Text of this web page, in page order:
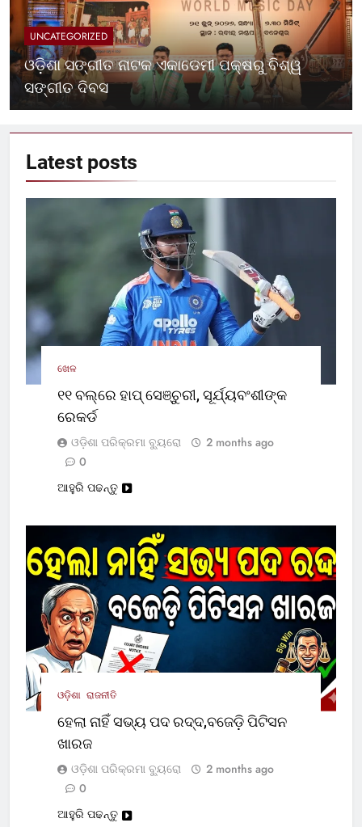
UNCATEGORIZED
ଓଡ଼ିଶା ସଙ୍ଗୀତ ନାଟକ ଏକାଡେମୀ ପକ୍ଷରୁ ବିଶ୍ୱ
ସଙ୍ଗୀତ ଦିବସ
Latest posts
ଖେଳ
୧୧ ବଲ୍‌ରେ ହାପ୍ ସେଞ୍ଚୁରୀ, ସୂର୍ଯ୍ୟବଂଶୀଙ୍କ
ରେକର୍ଡ
ଓଡ଼ିଶା ପରିକ୍ରମା ବ୍ୟୁରୋ
2 months ago
0
ଆହୁରି ପଢନ୍ତୁ
ଓଡ଼ିଶା ରାଜନୀତି
ହେଲା ନାହିଁ ସଭ୍ୟ ପଦ ରଦ୍ଦ,ବଜେଡ଼ି ପିଟିସନ
ଖାରଜ
ଓଡ଼ିଶା ପରିକ୍ରମା ବ୍ୟୁରୋ
2 months ago
0
ଆହୁରି ପଢନ୍ତୁ